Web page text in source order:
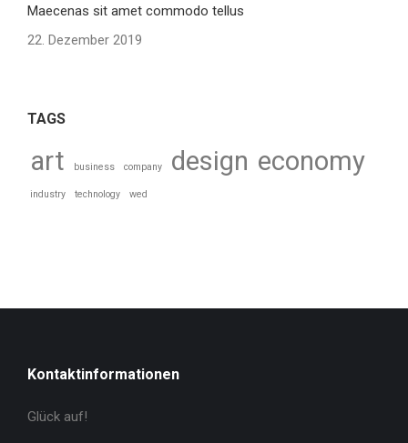
Maecenas sit amet commodo tellus
22. Dezember 2019
TAGS
art business company design economy
industry technology wed
Kontaktinformationen
Glück auf!